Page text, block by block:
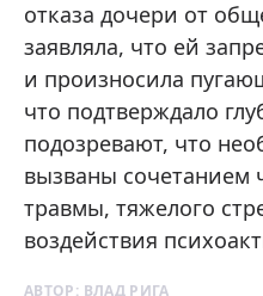
отказа дочери от
заявляла, что ей
и произносила
что подтверждало
подозревают, что
вызваны сочетанием
травмы, тяжелого
воздействия
АВТОР: ВЛАД РИГА